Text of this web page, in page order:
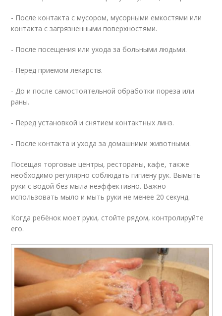
- После контакта с мусором, мусорными емкостями или
контакта с загрязненными поверхностями.
- После посещения или ухода за больными людьми.
- Перед приемом лекарств.
- До и после самостоятельной обработки пореза или
раны.
- Перед установкой и снятием контактных линз.
- После контакта и ухода за домашними животными.
Посещая торговые центры, рестораны, кафе, также
необходимо регулярно соблюдать гигиену рук. Вымыть
руки с водой без мыла неэффективно. Важно
использовать мыло и мыть руки не менее 20 секунд.
Когда ребёнок моет руки, стойте рядом, контролируйте
его.